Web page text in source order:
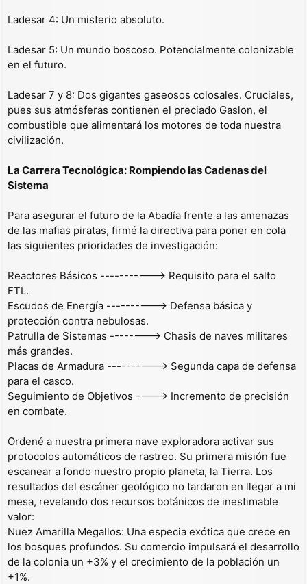
Ladesar 4: Un misterio absoluto.
Ladesar 5: Un mundo boscoso. Potencialmente colonizable
en el futuro.
Ladesar 7 y 8: Dos gigantes gaseosos colosales. Cruciales,
pues sus atmósferas contienen el preciado Gaslon, el
combustible que alimentará los motores de toda nuestra
civilización.
La Carrera Tecnológica: Rompiendo las Cadenas del
Sistema
Para asegurar el futuro de la Abadía frente a las amenazas
de las mafias piratas, firmé la directiva para poner en cola
las siguientes prioridades de investigación:
Reactores Básicos -----------> Requisito para el salto
FTL.
Escudos de Energía ----------> Defensa básica y
protección contra nebulosas.
Patrulla de Sistemas --------> Chasis de naves militares
más grandes.
Placas de Armadura ----------> Segunda capa de defensa
para el casco.
Seguimiento de Objetivos ----> Incremento de precisión
en combate.
Ordené a nuestra primera nave exploradora activar sus
protocolos automáticos de rastreo. Su primera misión fue
escanear a fondo nuestro propio planeta, la Tierra. Los
resultados del escáner geológico no tardaron en llegar a mi
mesa, revelando dos recursos botánicos de inestimable
valor:
Nuez Amarilla Megallos: Una especia exótica que crece en
los bosques profundos. Su comercio impulsará el desarrollo
de la colonia un +3% y el crecimiento de la población un
+1%.